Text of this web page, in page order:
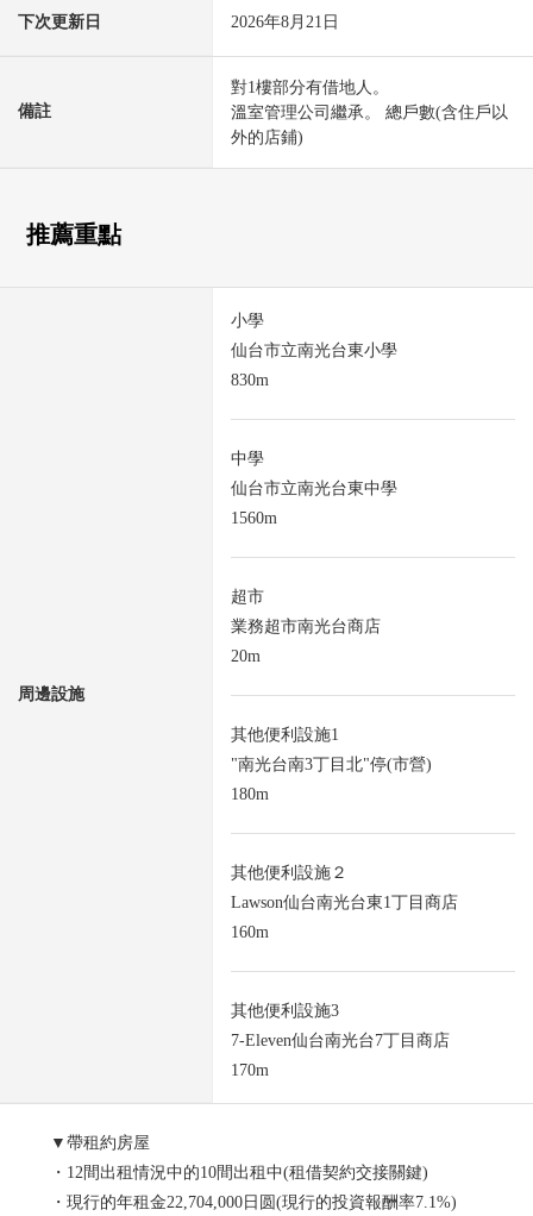
下次更新日 2026年8月21日
備註
對1樓部分有借地人。
溫室管理公司繼承。 總戶數(含住戶以
外的店鋪)
推薦重點
周邊設施
小學
仙台市立南光台東小學
830m
中學
仙台市立南光台東中學
1560m
超市
業務超市南光台商店
20m
其他便利設施1
"南光台南3丁目北"停(市營)
180m
其他便利設施２
Lawson仙台南光台東1丁目商店
160m
其他便利設施3
7-Eleven仙台南光台7丁目商店
170m
▼帶租約房屋
・12間出租情況中的10間出租中(租借契約交接關鍵)
・現行的年租金22,704,000日圆(現行的投資報酬率7.1%)